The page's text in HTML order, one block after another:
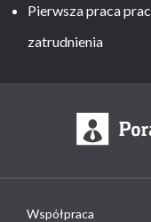
Pierwsza praca
zatrudnienia
Współpraca